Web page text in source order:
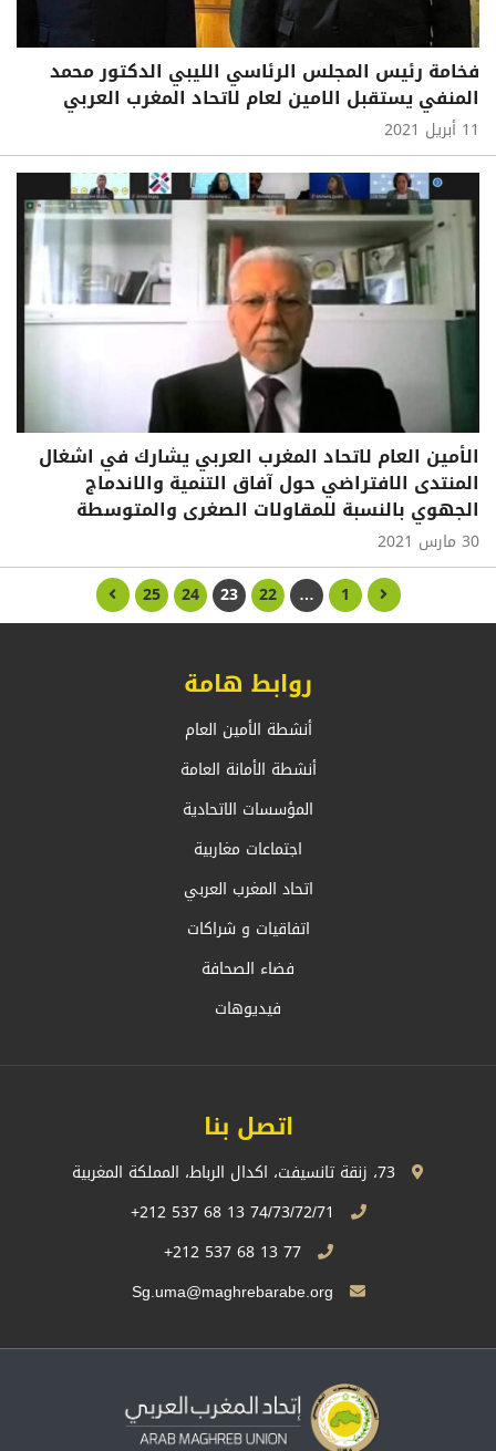
فخامة رئيس المجلس الرئاسي الليبي الدكتور محمد
المنفي يستقبل الامين لعام لاتحاد المغرب العربي
11 أبريل 2021
الأمين العام لاتحاد المغرب العربي يشارك في اشغال
المنتدى الافتراضي حول آفاق التنمية والاندماج
الجهوي بالنسبة للمقاولات الصغرى والمتوسطة
30 مارس 2021
1
…
22
23
24
25
روابط هامة
أنشطة الأمين العام
أنشطة الأمانة العامة
المؤسسات الاتحادية
اجتماعات مغاربية
اتحاد المغرب العربي
اتفاقيات و شراكات
فضاء الصحافة
فيديوهات
اتصل بنا
77 13 68 537 212+